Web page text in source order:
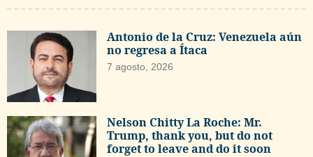
Antonio de la Cruz: Venezuela aún
no regresa a Ítaca
7 agosto, 2026
Nelson Chitty La Roche: Mr.
Trump, thank you, but do not
forget to leave and do it soon